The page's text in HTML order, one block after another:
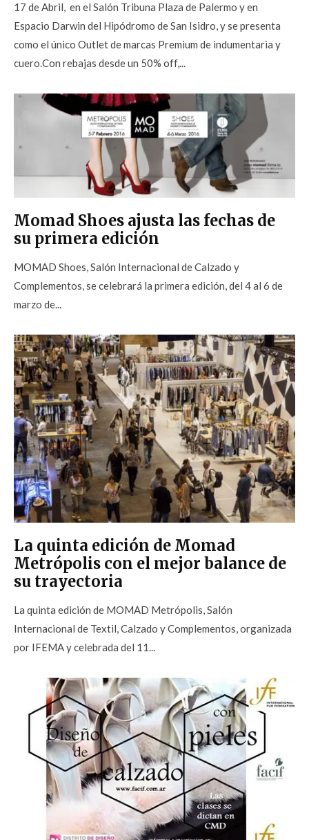
17 de Abril, en el Salón Tribuna Plaza de Palermo y en
Espacio Darwin del Hipódromo de San Isidro, y se presenta
como el único Outlet de marcas Premium de indumentaria y
cuero.Con rebajas desde un 50% off,...
Momad Shoes ajusta las fechas de
su primera edición
MOMAD Shoes, Salón Internacional de Calzado y
Complementos, se celebrará la primera edición, del 4 al 6 de
marzo de...
La quinta edición de Momad
Metrópolis con el mejor balance de
su trayectoria
La quinta edición de MOMAD Metrópolis, Salón
Internacional de Textil, Calzado y Complementos, organizada
por IFEMA y celebrada del 11...